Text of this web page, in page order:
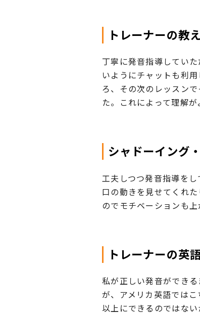
トレーナーの教
丁寧に発音指導してい
いようにチャットも利
ろ、その次のレッスン
た。これによって理解
シャドーイング
工夫しつつ発音指導を
口の動きを見せてくれ
のでモチベーションも上
トレーナーの英
私が正しい発音ができ
が、アメリカ英語では
以上にできるのではな